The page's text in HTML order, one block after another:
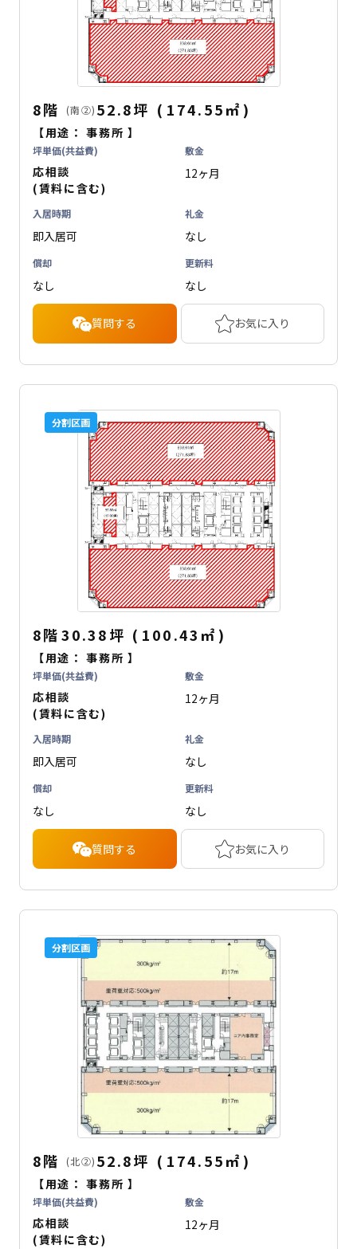
8階 (南②) 52.8坪 ( 174.55㎡ )
【用途：事務所 】
坪単価(共益費)
応相談
(賃料に含む)
敷金
12ヶ月
入居時期
即入居可
礼金
なし
償却
なし
更新料
なし
質問する お気に入り
分割区画
8階30.38坪 ( 100.43 ㎡ )
【用途：事務所 】
坪単価(共益費)
応相談
(賃料に含む)
敷金
12ヶ月
入居時期
即入居可
礼金
なし
償却
なし
更新料
なし
質問する お気に入り
分割区画
8階 (北②) 52.8坪 ( 174.55㎡ )
【用途：事務所 】
坪単価(共益費)
応相談
(賃料に含む)
敷金
12ヶ月